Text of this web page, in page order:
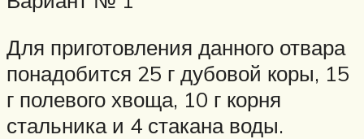
Для приготовления данного отвара
понадобится 25 г дубовой коры, 15
г полевого хвоща, 10 г корня
стальника и 4 стакана воды.